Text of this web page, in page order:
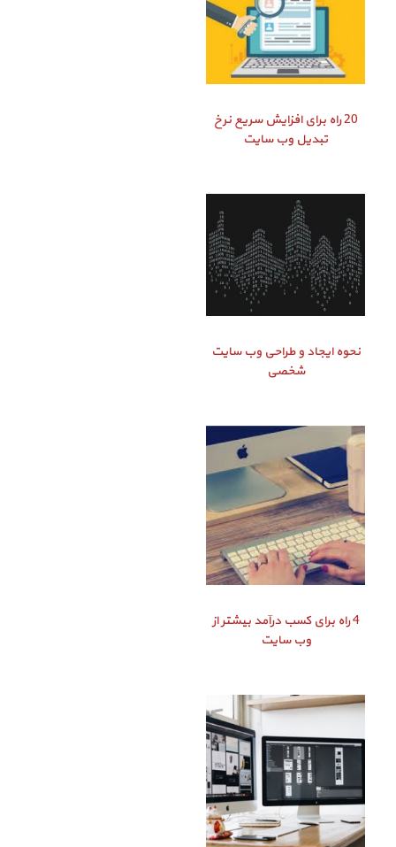
20 راه برای افزایش سریع نرخ
تبدیل وب سایت
نحوه ایجاد و طراحی وب سایت
شخصی
4 راه برای کسب درآمد بیشتر از
وب سایت